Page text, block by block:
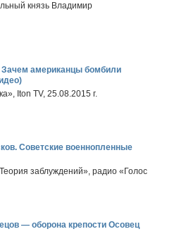
князь Владимир
американцы бомбили
Iton TV, 25.08.2015 г.
Советские военнопленные
заблуждений», радио «Голос
— оборона крепости Осовец